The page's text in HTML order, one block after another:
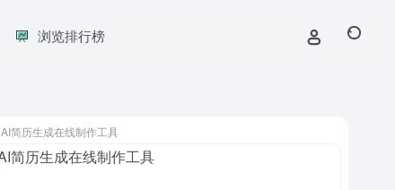
浏览排行榜
AI简历生成在线制作工具